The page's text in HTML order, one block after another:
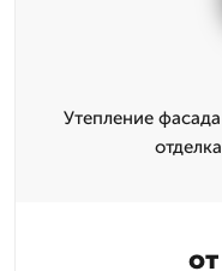
Утепление